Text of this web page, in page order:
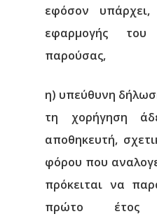
εφόσον υπάρχει,
εφαρμογής
παρούσας,
η) υπεύθυνη
τη χορήγηση
αποθηκευτή,
φόρου που
πρόκειται να
πρώτο έτος